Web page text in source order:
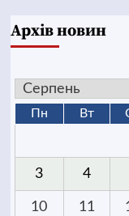
Архів новин
Пн Вт
3 4
10 11